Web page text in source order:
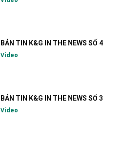
BẢN TIN K&G IN THE NEWS SỐ 4
Video
BẢN TIN K&G IN THE NEWS SỐ 3
Video